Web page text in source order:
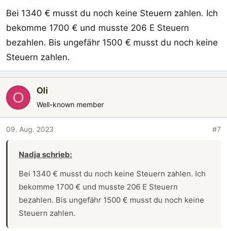
Bei 1340 € musst du noch keine Steuern zahlen. Ich
bekomme 1700 € und musste 206 E Steuern
bezahlen. Bis ungefähr 1500 € musst du noch keine
Steuern zahlen.
O Oli
Well-known member
09. Aug. 2023 #7
Nadja schrieb:
Bei 1340 € musst du noch keine Steuern zahlen. Ich
bekomme 1700 € und musste 206 E Steuern
bezahlen. Bis ungefähr 1500 € musst du noch keine
Steuern zahlen.